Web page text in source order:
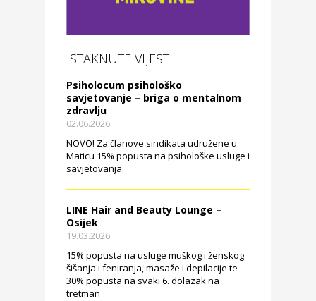
ISTAKNUTE VIJESTI
Psiholocum psihološko
savjetovanje – briga o mentalnom
zdravlju
02.06.2026.
NOVO! Za članove sindikata udružene u
Maticu 15% popusta na psihološke usluge i
savjetovanja.
LINE Hair and Beauty Lounge –
Osijek
19.03.2026.
15% popusta na usluge muškog i ženskog
šišanja i feniranja, masaže i depilacije te
30% popusta na svaki 6. dolazak na
tretman